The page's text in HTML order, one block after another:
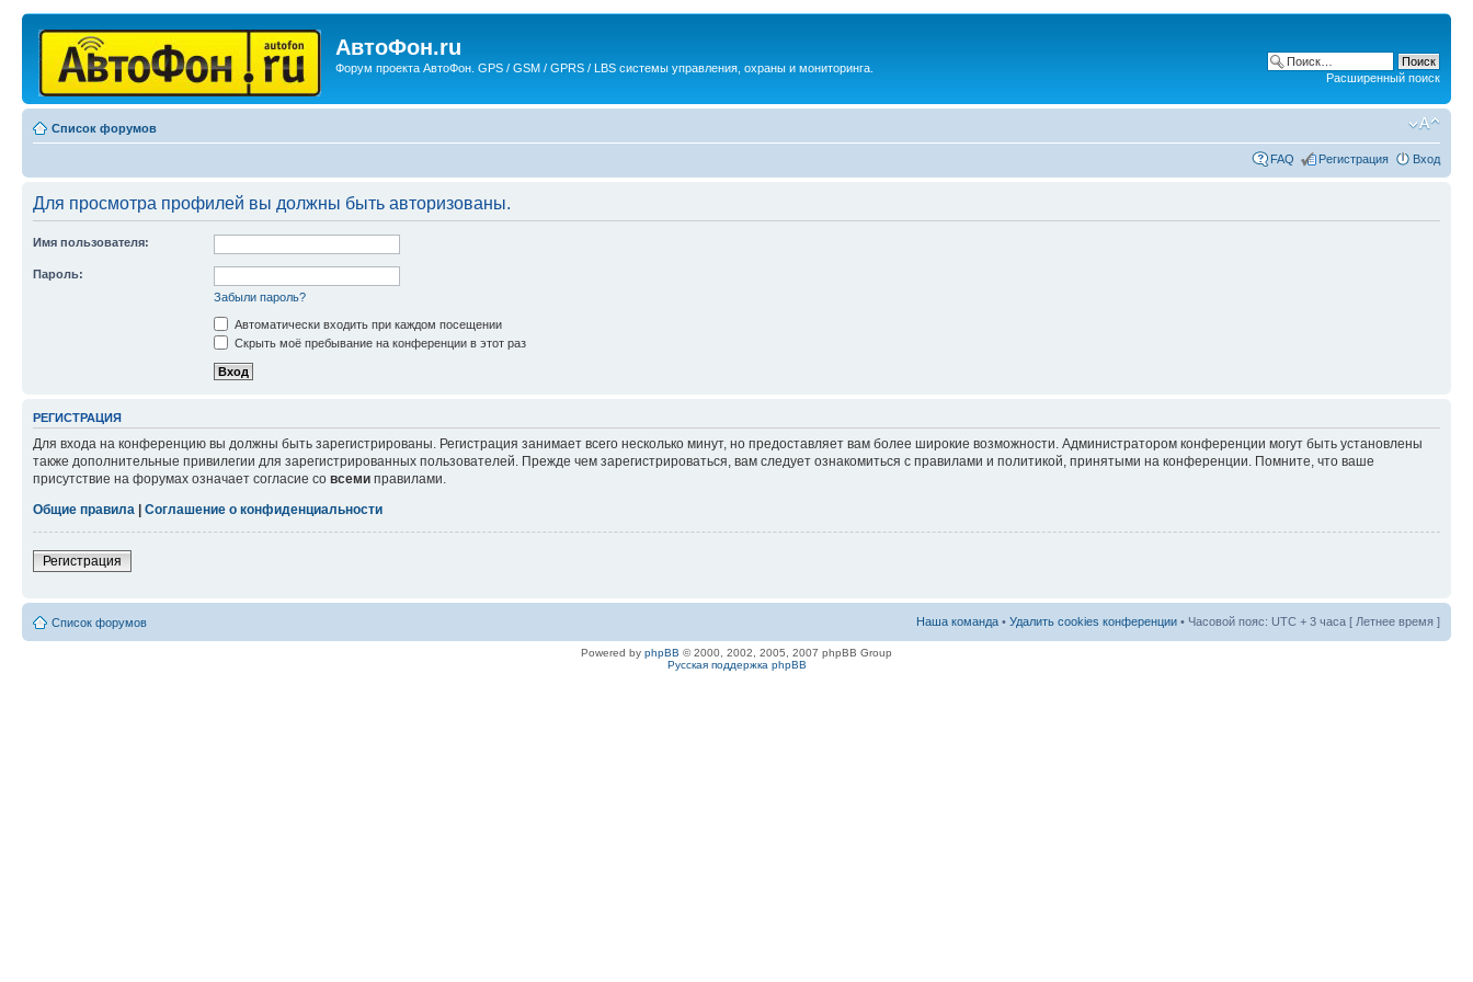
АвтоФон.ru
Форум проекта АвтоФон. GPS / GSM / GPRS / LBS системы управления, охраны и мониторинга.
Расширенный поиск
Список форумов
FAQ Регистрация Вход
Для просмотра профилей вы должны быть авторизованы.
Имя пользователя:
Пароль:
Забыли пароль?
Автоматически входить при каждом посещении
Скрыть моё пребывание на конференции в этот раз
РЕГИСТРАЦИЯ
Для входа на конференцию вы должны быть зарегистрированы. Регистрация занимает всего несколько минут, но предоставляет вам более широкие возможности. Администратором конференции могут быть установлены
также дополнительные привилегии для зарегистрированных пользователей. Прежде чем зарегистрироваться, вам следует ознакомиться с правилами и политикой, принятыми на конференции. Помните, что ваше
присутствие на форумах означает согласие со всеми правилами.
Общие правила | Соглашение о конфиденциальности
Регистрация
Список форумов Наша команда • Удалить cookies конференции • Часовой пояс: UTC + 3 часа [ Летнее время ]
Powered by phpBB © 2000, 2002, 2005, 2007 phpBB Group
Русская поддержка phpBB